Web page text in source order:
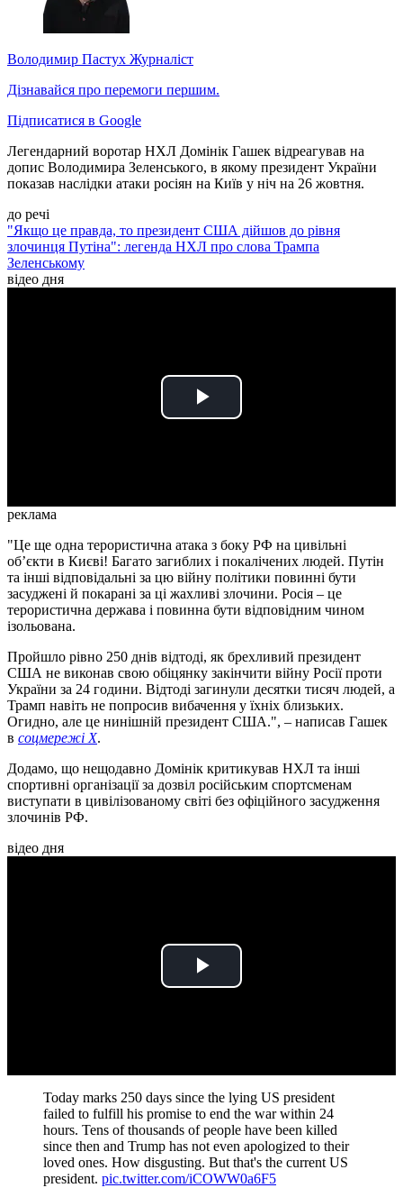
Володимир Пастух Журналіст
Дізнавайся про перемоги першим.
Підписатися в Google
Легендарний воротар НХЛ Домінік Гашек відреагував на
допис Володимира Зеленського, в якому президент України
показав наслідки атаки росіян на Київ у ніч на 26 жовтня.
до речі
"Якщо це правда, то президент США дійшов до рівня
злочинця Путіна": легенда НХЛ про слова Трампа
Зеленському
відео дня
Play
реклама
"Це ще одна терористична атака з боку РФ на цивільні
об’єкти в Києві! Багато загиблих і покалічених людей. Путін
та інші відповідальні за цю війну політики повинні бути
засуджені й покарані за ці жахливі злочини. Росія – це
терористична держава і повинна бути відповідним чином
ізольована.
Пройшло рівно 250 днів відтоді, як брехливий президент
США не виконав свою обіцянку закінчити війну Росії проти
України за 24 години. Відтоді загинули десятки тисяч людей, а
Трамп навіть не попросив вибачення у їхніх близьких.
Огидно, але це нинішній президент США.", – написав Гашек
в соцмережі X.
Додамо, що нещодавно Домінік критикував НХЛ та інші
спортивні організації за дозвіл російським спортсменам
виступати в цивілізованому світі без офіційного засудження
злочинів РФ.
відео дня
Play
Today marks 250 days since the lying US president
failed to fulfill his promise to end the war within 24
hours. Tens of thousands of people have been killed
since then and Trump has not even apologized to their
loved ones. How disgusting. But that's the current US
president. pic.twitter.com/iCOWW0a6F5